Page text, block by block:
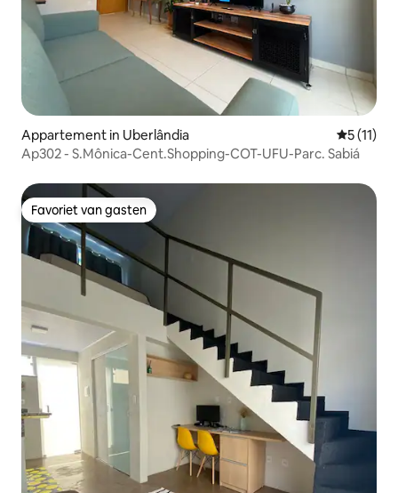
Appartement in Uberlândia
5 (11)
Ap302 - S.Mônica-Cent.Shopping-COT-UFU-Parc. Sabiá
Favoriet van gasten
Favoriet van gasten